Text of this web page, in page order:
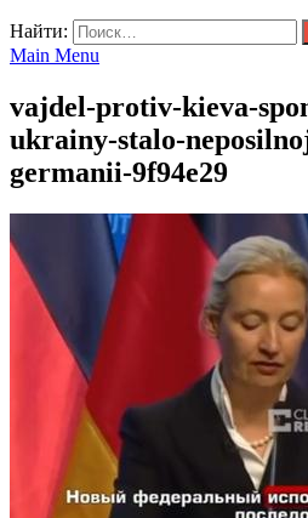
Найти:
Main Menu
vajdel-protiv-kieva-
ukrainy-stalo-
germanii-9f94e29